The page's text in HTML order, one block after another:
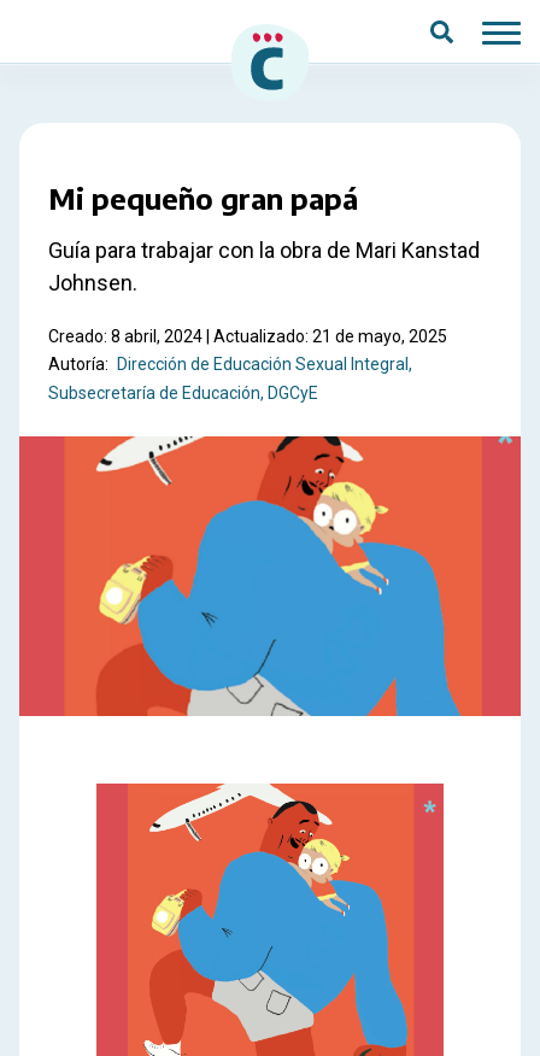
Mi pequeño gran papá
Guía para trabajar con la obra de Mari Kanstad
Johnsen.
Creado: 8 abril, 2024 | Actualizado: 21 de mayo, 2025
Autoría:
Dirección de Educación Sexual Integral
Subsecretaría de Educación, DGCyE